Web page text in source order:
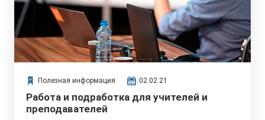
Полезная информация 02.02.21
Работа и подработка для учителей и
преподавателей